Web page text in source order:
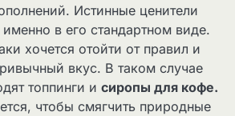
Истинные ценители
в его стандартном виде.
хочется отойти от правил и
вкус. В таком случае
топпинги и сиропы для кофе.
чтобы смягчить природные